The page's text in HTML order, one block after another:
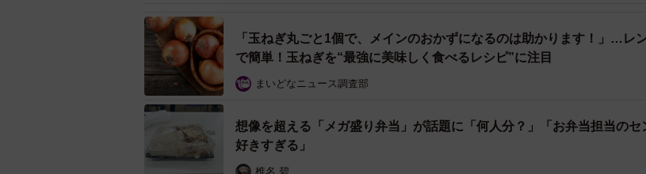
「玉ねぎ丸ごと1個で、メインのおかずになるのは助かります！」…レ
で簡単！玉ねぎを“最強に美味しく食べるレシピ”に注目
まいどなニュース調査部
想像を超える「メガ盛り弁当」が話題に「何人分？」「お弁当担当のセ
好きすぎる」
椎名 碧